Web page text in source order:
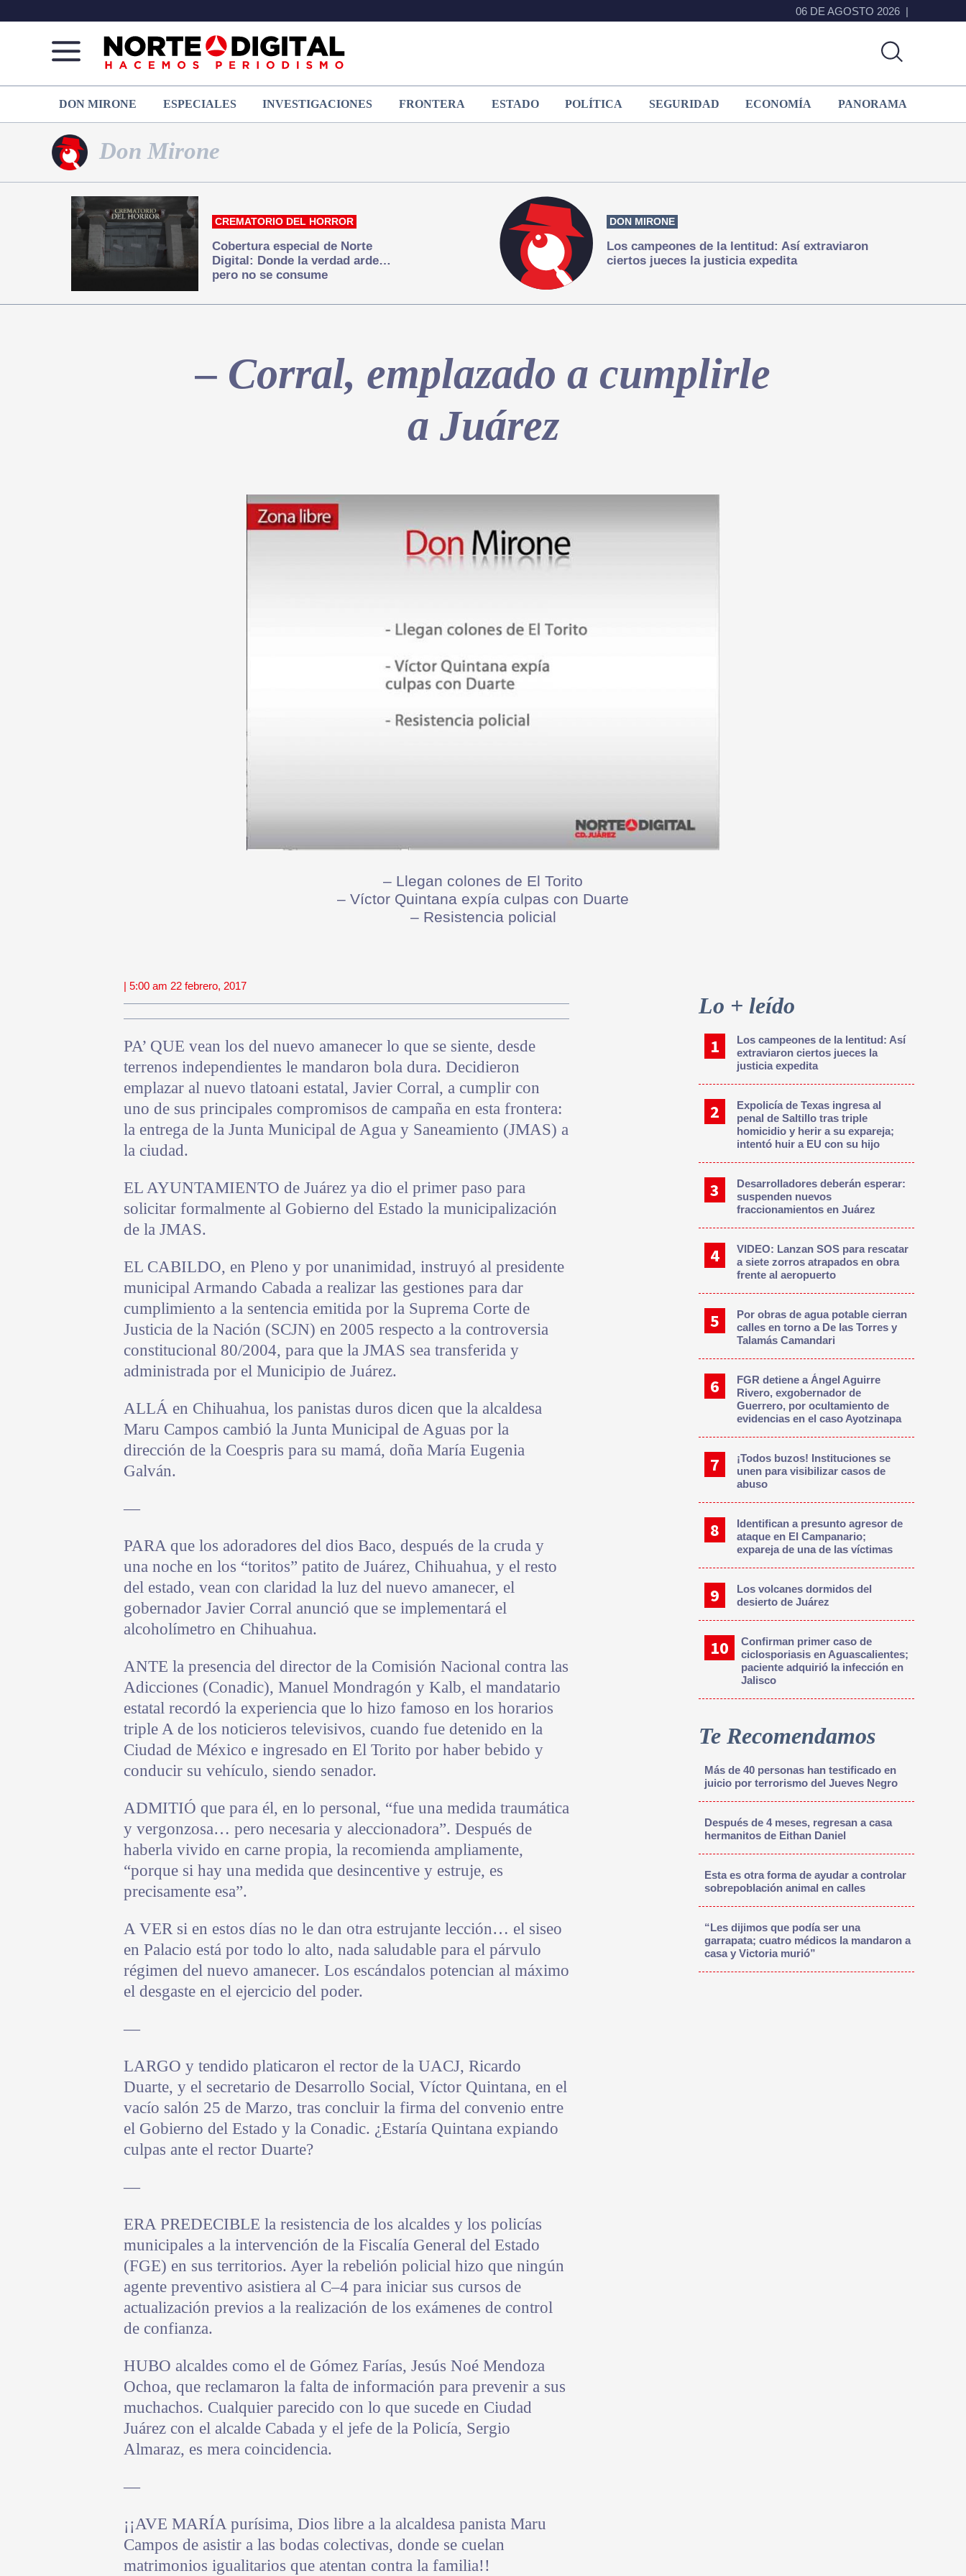
06 DE AGOSTO 2026
de
Ciudad
que
noticias,
hacemos periodismo
DON MIRONE ESPECIALES INVESTIGACIONES FRONTERA ESTADO POLÍTICA SEGURIDAD ECONOMÍA PANORAMA
Don Mirone
CREMATORIO DEL HORROR
Cobertura especial de Norte
Digital: Donde la verdad arde…
pero no se consume
DON MIRONE
Los campeones de la lentitud: Así extraviaron
ciertos jueces la justicia expedita
– Corral, emplazado a cumplirle
a Juárez
– Llegan colones de El Torito
– Víctor Quintana expía culpas con Duarte
– Resistencia policial
| 5:00 am 22 febrero, 2017
PA’ QUE vean los del nuevo amanecer lo que se siente, desde
terrenos independientes le mandaron bola dura. Decidieron
emplazar al nuevo tlatoani estatal, Javier Corral, a cumplir con
uno de sus principales compromisos de campaña en esta frontera:
la entrega de la Junta Municipal de Agua y Saneamiento (JMAS) a
la ciudad.
EL AYUNTAMIENTO de Juárez ya dio el primer paso para
solicitar formalmente al Gobierno del Estado la municipalización
de la JMAS.
EL CABILDO, en Pleno y por unanimidad, instruyó al presidente
municipal Armando Cabada a realizar las gestiones para dar
cumplimiento a la sentencia emitida por la Suprema Corte de
Justicia de la Nación (SCJN) en 2005 respecto a la controversia
constitucional 80/2004, para que la JMAS sea transferida y
administrada por el Municipio de Juárez.
ALLÁ en Chihuahua, los panistas duros dicen que la alcaldesa
Maru Campos cambió la Junta Municipal de Aguas por la
dirección de la Coespris para su mamá, doña María Eugenia
Galván.
—
PARA que los adoradores del dios Baco, después de la cruda y
una noche en los “toritos” patito de Juárez, Chihuahua, y el resto
del estado, vean con claridad la luz del nuevo amanecer, el
gobernador Javier Corral anunció que se implementará el
alcoholímetro en Chihuahua.
ANTE la presencia del director de la Comisión Nacional contra las
Adicciones (Conadic), Manuel Mondragón y Kalb, el mandatario
estatal recordó la experiencia que lo hizo famoso en los horarios
triple A de los noticieros televisivos, cuando fue detenido en la
Ciudad de México e ingresado en El Torito por haber bebido y
conducir su vehículo, siendo senador.
ADMITIÓ que para él, en lo personal, “fue una medida traumática
y vergonzosa… pero necesaria y aleccionadora”. Después de
haberla vivido en carne propia, la recomienda ampliamente,
“porque si hay una medida que desincentive y estruje, es
precisamente esa”.
A VER si en estos días no le dan otra estrujante lección… el siseo
en Palacio está por todo lo alto, nada saludable para el párvulo
régimen del nuevo amanecer. Los escándalos potencian al máximo
el desgaste en el ejercicio del poder.
—
LARGO y tendido platicaron el rector de la UACJ, Ricardo
Duarte, y el secretario de Desarrollo Social, Víctor Quintana, en el
vacío salón 25 de Marzo, tras concluir la firma del convenio entre
el Gobierno del Estado y la Conadic. ¿Estaría Quintana expiando
culpas ante el rector Duarte?
—
ERA PREDECIBLE la resistencia de los alcaldes y los policías
municipales a la intervención de la Fiscalía General del Estado
(FGE) en sus territorios. Ayer la rebelión policial hizo que ningún
agente preventivo asistiera al C–4 para iniciar sus cursos de
actualización previos a la realización de los exámenes de control
de confianza.
HUBO alcaldes como el de Gómez Farías, Jesús Noé Mendoza
Ochoa, que reclamaron la falta de información para prevenir a sus
muchachos. Cualquier parecido con lo que sucede en Ciudad
Juárez con el alcalde Cabada y el jefe de la Policía, Sergio
Almaraz, es mera coincidencia.
—
¡¡AVE MARÍA purísima, Dios libre a la alcaldesa panista Maru
Campos de asistir a las bodas colectivas, donde se cuelan
matrimonios igualitarios que atentan contra la familia!!
Sidebar
Lo + leído
Los campeones de la lentitud: Así
extraviaron ciertos jueces la
justicia expedita
Expolicía de Texas ingresa al
penal de Saltillo tras triple
homicidio y herir a su expareja;
intentó huir a EU con su hijo
Desarrolladores deberán esperar:
suspenden nuevos
fraccionamientos en Juárez
VIDEO: Lanzan SOS para rescatar
a siete zorros atrapados en obra
frente al aeropuerto
Por obras de agua potable cierran
calles en torno a De las Torres y
Talamás Camandari
FGR detiene a Ángel Aguirre
Rivero, exgobernador de
Guerrero, por ocultamiento de
evidencias en el caso Ayotzinapa
¡Todos buzos! Instituciones se
unen para visibilizar casos de
abuso
Identifican a presunto agresor de
ataque en El Campanario;
expareja de una de las víctimas
Los volcanes dormidos del
desierto de Juárez
Confirman primer caso de
ciclosporiasis en Aguascalientes;
paciente adquirió la infección en
Jalisco
Te Recomendamos
Más de 40 personas han testificado en
juicio por terrorismo del Jueves Negro
Después de 4 meses, regresan a casa
hermanitos de Eithan Daniel
Esta es otra forma de ayudar a controlar
sobrepoblación animal en calles
“Les dijimos que podía ser una
garrapata; cuatro médicos la mandaron a
casa y Victoria murió”